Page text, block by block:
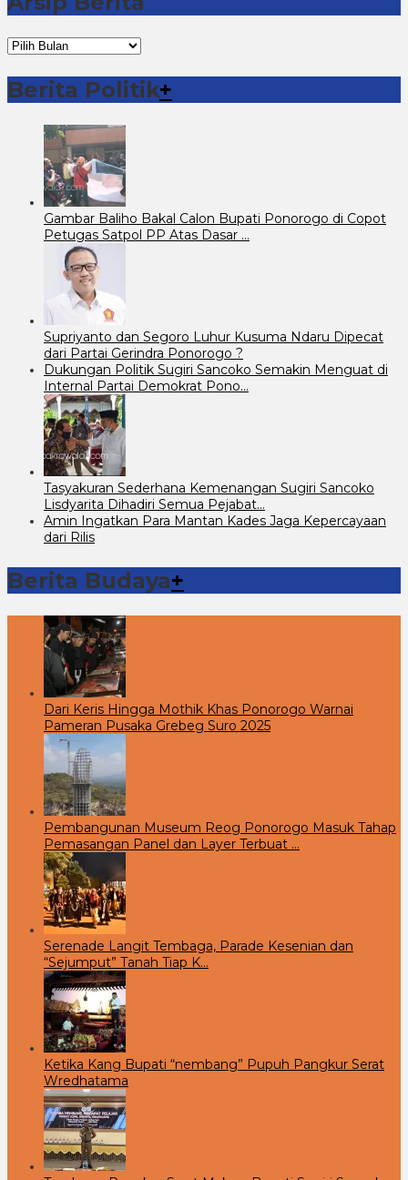
Arsip
Berita
Berita Politik+
Gambar Baliho Bakal Calon Bupati Ponorogo di Copot
Petugas Satpol PP Atas Dasar …
Supriyanto dan Segoro Luhur Kusuma Ndaru Dipecat
dari Partai Gerindra Ponorogo ?
Dukungan Politik Sugiri Sancoko Semakin Menguat di
Internal Partai Demokrat Pono…
Tasyakuran Sederhana Kemenangan Sugiri Sancoko
Lisdyarita Dihadiri Semua Pejabat…
Amin Ingatkan Para Mantan Kades Jaga Kepercayaan
dari Rilis
Berita Budaya+
Dari Keris Hingga Mothik Khas Ponorogo Warnai
Pameran Pusaka Grebeg Suro 2025
Pembangunan Museum Reog Ponorogo Masuk Tahap
Pemasangan Panel dan Layer Terbuat …
Serenade Langit Tembaga, Parade Kesenian dan
“Sejumput” Tanah Tiap K…
Ketika Kang Bupati “nembang” Pupuh Pangkur Serat
Wredhatama